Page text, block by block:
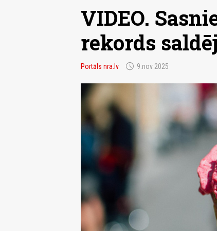
VIDEO.
rekords
Portāls nra.lv schedule 9.nov 2025